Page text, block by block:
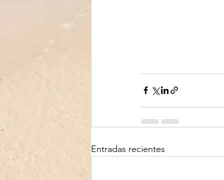
Entradas recientes